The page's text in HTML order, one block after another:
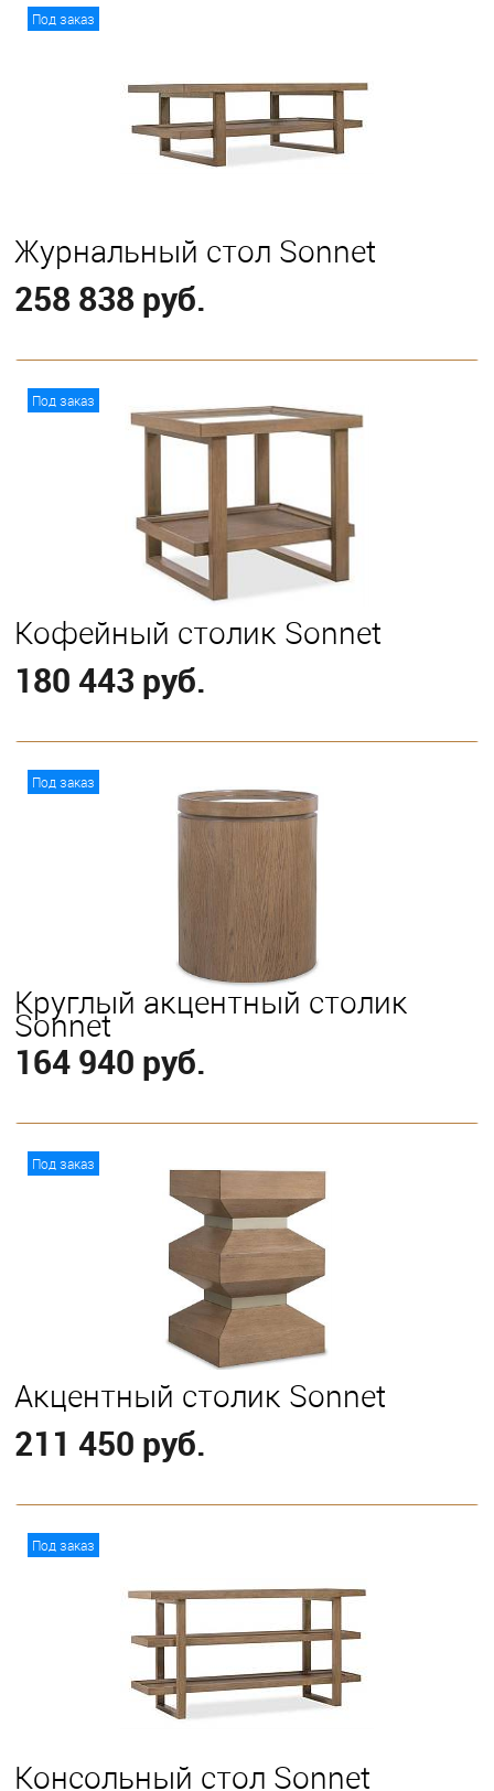
Под заказ
Журнальный стол Sonnet
258 838 руб.
Под заказ
Кофейный столик Sonnet
180 443 руб.
Под заказ
Круглый акцентный столик
Sonnet
164 940 руб.
Под заказ
Акцентный столик Sonnet
211 450 руб.
Под заказ
Консольный стол Sonnet